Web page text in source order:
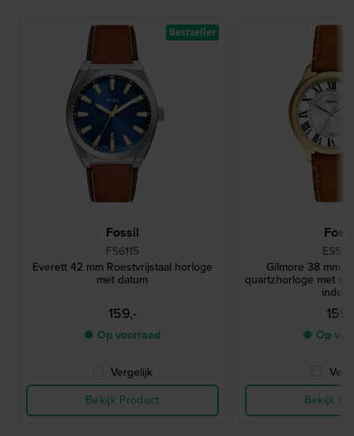
Fossil
FS6115
Everett 42 mm Roestvrijstaal horloge
met datum
159,-
● Op voorraad
Vergelijk
Bekijk Product
Bestseller
Gilmore 38 mm
quartzhorloge met
● Op
Bekijk